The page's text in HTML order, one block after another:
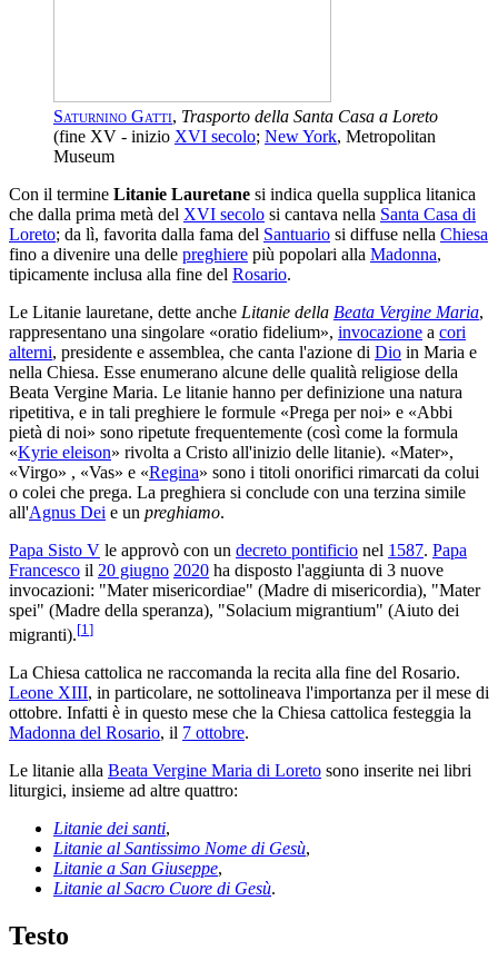
Saturnino Gatti, Trasporto della Santa Casa a Loreto
(fine XV - inizio XVI secolo; New York, Metropolitan
Museum
Con il termine Litanie Lauretane si indica quella supplica litanica
che dalla prima metà del XVI secolo si cantava nella Santa Casa di
Loreto; da lì, favorita dalla fama del Santuario si diffuse nella Chiesa
fino a divenire una delle preghiere più popolari alla Madonna,
tipicamente inclusa alla fine del Rosario.
Le Litanie lauretane, dette anche Litanie della Beata Vergine Maria,
rappresentano una singolare «oratio fidelium», invocazione a cori
alterni, presidente e assemblea, che canta l'azione di Dio in Maria e
nella Chiesa. Esse enumerano alcune delle qualità religiose della
Beata Vergine Maria. Le litanie hanno per definizione una natura
ripetitiva, e in tali preghiere le formule «Prega per noi» e «Abbi
pietà di noi» sono ripetute frequentemente (così come la formula
«Kyrie eleison» rivolta a Cristo all'inizio delle litanie). «Mater»,
«Virgo» , «Vas» e «Regina» sono i titoli onorifici rimarcati da colui
o colei che prega. La preghiera si conclude con una terzina simile
all'Agnus Dei e un preghiamo.
Papa Sisto V le approvò con un decreto pontificio nel 1587. Papa
Francesco il 20 giugno 2020 ha disposto l'aggiunta di 3 nuove
invocazioni: "Mater misericordiae" (Madre di misericordia), "Mater
spei" (Madre della speranza), "Solacium migrantium" (Aiuto dei
migranti).[1 ]
La Chiesa cattolica ne raccomanda la recita alla fine del Rosario.
Leone XIII, in particolare, ne sottolineava l'importanza per il mese di
ottobre. Infatti è in questo mese che la Chiesa cattolica festeggia la
Madonna del Rosario, il 7 ottobre.
Le litanie alla Beata Vergine Maria di Loreto sono inserite nei libri
liturgici, insieme ad altre quattro:
Litanie dei santi,
Litanie al Santissimo Nome di Gesù,
Litanie a San Giuseppe,
Litanie al Sacro Cuore di Gesù.
Testo